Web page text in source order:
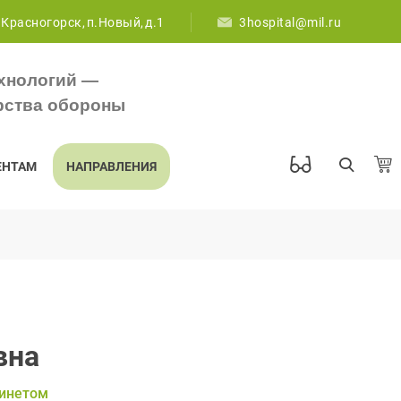
п.Новый, д.1 3hospital@mil.ru
—
обороны
НАПРАВЛЕНИЯ